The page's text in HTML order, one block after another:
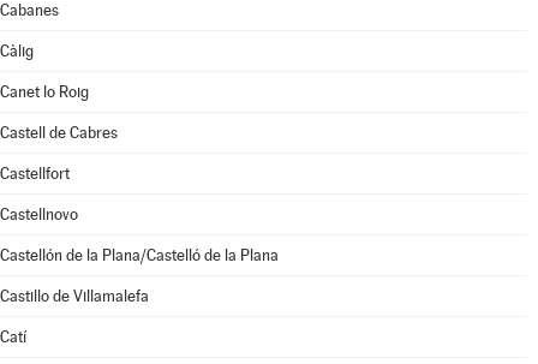
Cabanes
Càlig
Canet lo Roig
Castell de Cabres
Castellfort
Castellnovo
Castellón de la Plana/Castelló de la Plana
Castillo de Villamalefa
Catí